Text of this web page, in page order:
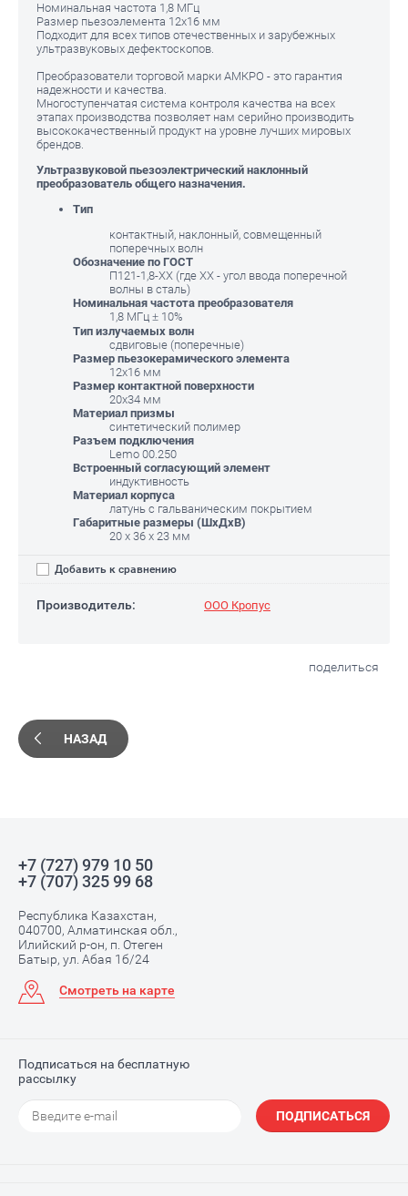
Номинальная частота 1,8 МГц
Размер пьезоэлемента 12х16 мм
Подходит для всех типов отечественных и зарубежных
ультразвуковых дефектоскопов.
Преобразователи торговой марки АМКРО - это гарантия
надежности и качества.
Многоступенчатая система контроля качества на всех
этапах производства позволяет нам серийно производить
высококачественный продукт на уровне лучших мировых
брендов.
Ультразвуковой пьезоэлектрический наклонный
преобразователь общего назначения.
Тип
контактный, наклонный, совмещенный
поперечных волн
Обозначение по ГОСТ
П121-1,8-ХХ (где XX - угол ввода поперечной
волны в сталь)
Номинальная частота преобразователя
1,8 МГц ± 10%
Тип излучаемых волн
сдвиговые (поперечные)
Размер пьезокерамического элемента
12х16 мм
Размер контактной поверхности
20х34 мм
Материал призмы
синтетический полимер
Разъем подключения
Lemo 00.250
Встроенный согласующий элемент
индуктивность
Материал корпуса
латунь с гальваническим покрытием
Габаритные размеры (ШхДхВ)
20 х 36 х 23 мм
Добавить к сравнению
Производитель: ООО Кропус
поделиться
НАЗАД
+7 (727) 979 10 50
+7 (707) 325 99 68
Республика Казахстан,
040700, Алматинская обл.,
Илийский р-он, п. Отеген
Батыр, ул. Абая 1б/24
Смотреть на карте
Подписаться на бесплатную
рассылку
ПОДПИСАТЬСЯ